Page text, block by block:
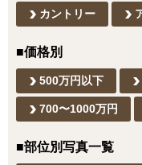
カントリー
■価格別
500万円以下
700〜1000万円
■部位別写真一覧